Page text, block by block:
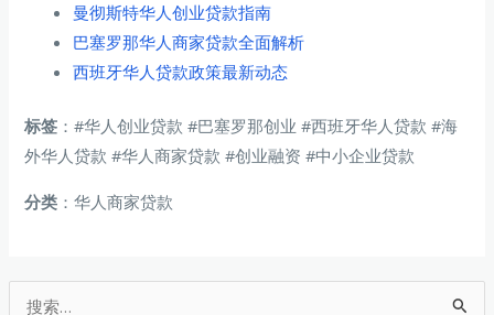
曼彻斯特华人创业贷款指南
巴塞罗那华人商家贷款全面解析
西班牙华人贷款政策最新动态
标签 ：#华人创业贷款 #巴塞罗那创业 #西班牙华人贷款 #海
外华人贷款 #华人商家贷款 #创业融资 #中小企业贷款
分类 ：华人商家贷款